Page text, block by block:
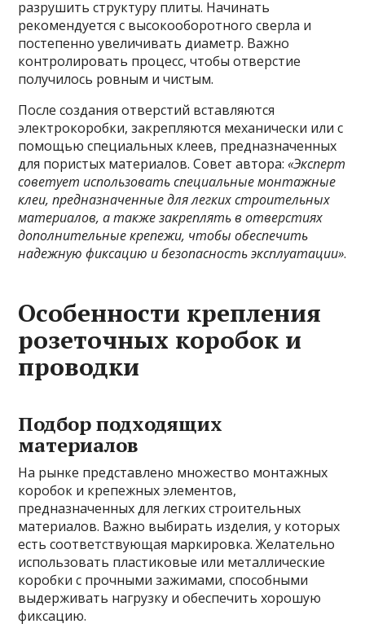
разрушить структуру плиты. Начинать
рекомендуется с высокооборотного сверла и
постепенно увеличивать диаметр. Важно
контролировать процесс, чтобы отверстие
получилось ровным и чистым.
После создания отверстий вставляются
электрокоробки, закрепляются механически или с
помощью специальных клеев, предназначенных
для пористых материалов. Совет автора:«Эксперт
советует использовать специальные монтажные
клеи, предназначенные для легких строительных
материалов, а также закреплять в отверстиях
дополнительные крепежи, чтобы обеспечить
надежную фиксацию и безопасность эксплуатации».
Особенности крепления
розеточных коробок и
проводки
Подбор подходящих
материалов
На рынке представлено множество монтажных
коробок и крепежных элементов,
предназначенных для легких строительных
материалов. Важно выбирать изделия, у которых
есть соответствующая маркировка. Желательно
использовать пластиковые или металлические
коробки с прочными зажимами, способными
выдерживать нагрузку и обеспечить хорошую
фиксацию.